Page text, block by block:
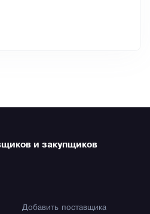
и закупщиков
Добавить поставщика